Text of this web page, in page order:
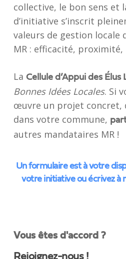
collective, le bon sens et
d’initiative s’inscrit
valeurs de gestion locale
MR : efficacité,
La Cellule d’Appui des Élus
Bonnes Idées Locales. Si
œuvre un projet concret,
dans votre commune,
autres mandataires MR !
Un formulaire est à votre
votre initiative ou écrivez à
Vous êtes d'accord ?
Rejoignez-nous !